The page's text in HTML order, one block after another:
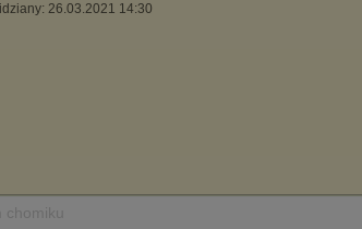
26.03.2021 14:30